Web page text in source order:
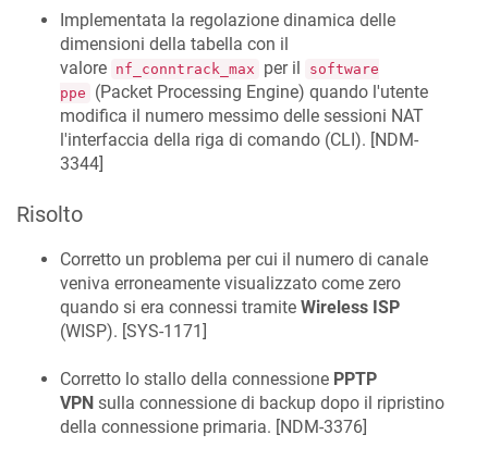
Implementata la regolazione dinamica delle
dimensioni della tabella con il
valore nf_conntrack_max per il
software
ppe
(Packet Processing Engine) quando l'utente
modifica il numero messimo delle sessioni NAT
l'interfaccia della riga di comando (CLI). [NDM-
3344]
Risolto
Corretto un problema per cui il numero di canale
veniva erroneamente visualizzato come zero
quando si era connessi tramite Wireless ISP
(WISP). [SYS-1171]
Corretto lo stallo della connessione PPTP
VPN sulla connessione di backup dopo il ripristino
della connessione primaria. [NDM-3376]